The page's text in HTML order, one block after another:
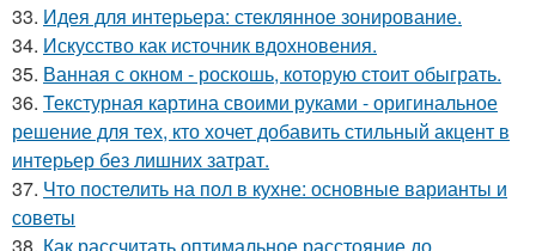
33. Идея для интерьера: стеклянное зонирование.
34. Искусство как источник вдохновения.
35. Ванная с окном - роскошь, которую стоит обыграть.
36. Текстурная картина своими руками - оригинальное
решение для тех, кто хочет добавить стильный акцент в
интерьер без лишних затрат.
37. Что постелить на пол в кухне: основные варианты и
советы
38. Как рассчитать оптимальное расстояние до